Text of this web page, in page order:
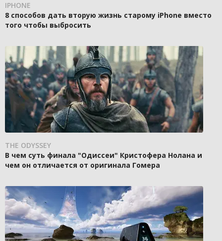
IPHONE
8 способов дать вторую жизнь старому iPhone вместо
того чтобы выбросить
THE ODYSSEY
В чем суть финала "Одиссеи" Кристофера Нолана и
чем он отличается от оригинала Гомера